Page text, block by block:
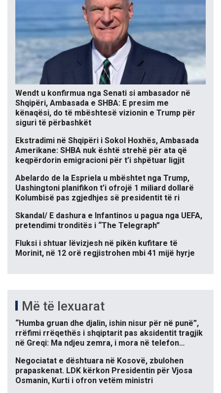
Wendt u konfirmua nga Senati si ambasador në
Shqipëri, Ambasada e SHBA: E presim me
kënaqësi, do të mbështesë vizionin e Trump për
siguri të përbashkët
Ekstradimi në Shqipëri i Sokol Hoxhës, Ambasada
Amerikane: SHBA nuk është strehë për ata që
keqpërdorin emigracioni për t’i shpëtuar ligjit
Abelardo de la Espriela u mbështet nga Trump,
Uashingtoni planifikon t’i ofrojë 1 miliard dollarë
Kolumbisë pas zgjedhjes së presidentit të ri
Skandal/ E dashura e Infantinos u pagua nga UEFA,
pretendimi tronditës i “The Telegraph”
Fluksi i shtuar lëvizjesh në pikën kufitare të
Morinit, në 12 orë regjistrohen mbi 41 mijë hyrje
Më të lexuarat
“Humba gruan dhe djalin, ishin nisur për në punë”,
rrëfimi rrëqethës i shqiptarit pas aksidentit tragjik
në Greqi: Ma ndjeu zemra, i mora në telefon…
Negociatat e dështuara në Kosovë, zbulohen
prapaskenat. LDK kërkon Presidentin për Vjosa
Osmanin, Kurti i ofron vetëm ministri